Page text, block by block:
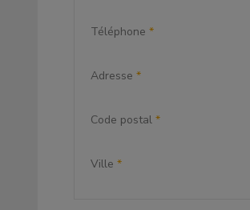
Téléphone *
Adresse *
Code postal *
Ville *